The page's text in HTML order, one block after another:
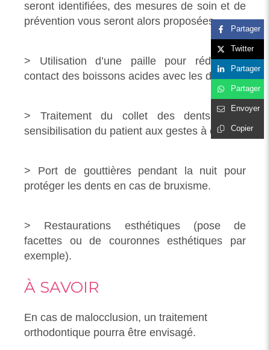
seront identifiées, des mesures de soin et de
prévention vous seront alors proposées.
> Utilisation d’une paille pour réduire le
contact des boissons acides avec les dents.
> Traitement du collet des dents, avec
sensibilisation du patient aux gestes à éviter.
> Port de gouttières pendant la nuit pour
protéger les dents en cas de bruxisme.
> Restaurations esthétiques (pose de
facettes ou de couronnes esthétiques par
exemple).
À SAVOIR
En cas de malocclusion, un traitement
orthodontique pourra être envisagé.
Partager
Twitter
Partager
Partager
Envoyer
Copier